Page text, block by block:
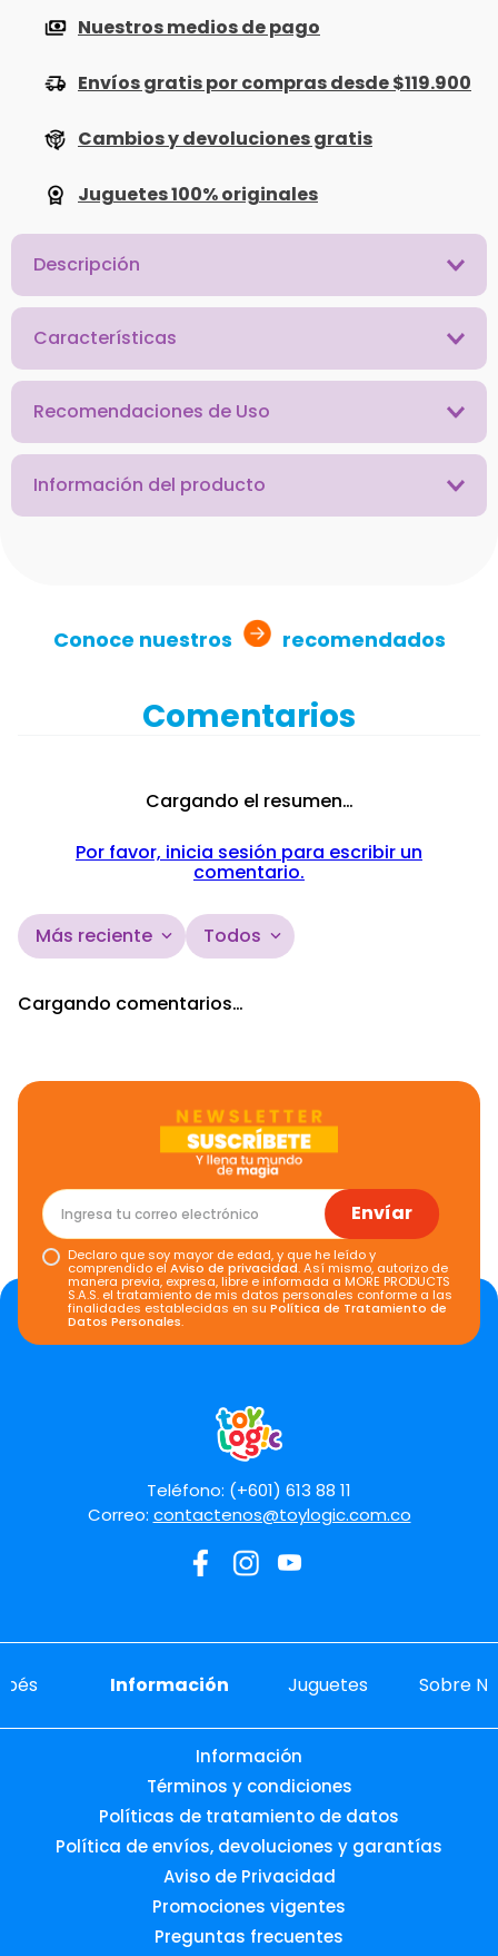
Nuestros medios de pago
Envíos gratis por compras desde $119.900
Cambios y devoluciones gratis
Juguetes 100% originales
Descripción
Características
Recomendaciones de Uso
Información del producto
Conoce nuestros recomendados
Comentarios
Cargando el resumen…
Por favor, inicia sesión para escribir un
comentario.
Más reciente Todos
Cargando comentarios…
Envíar
Declaro que soy mayor de edad, y que he leído y
comprendido elAviso de privacidad. Así mismo, autorizo de
manera previa, expresa, libre e informada a MORE PRODUCTS
S.A.S. el tratamiento de mis datos personales conforme a las
finalidades establecidas en suPolítica de Tratamiento de
Datos Personales.
Teléfono: (+601) 613 88 11
Correo: contactenos@toylogic.com.co
Información Juguetes Sobre
Información
Términos y condiciones
Políticas de tratamiento de datos
Política de envíos, devoluciones y garantías
Aviso de Privacidad
Promociones vigentes
Preguntas frecuentes